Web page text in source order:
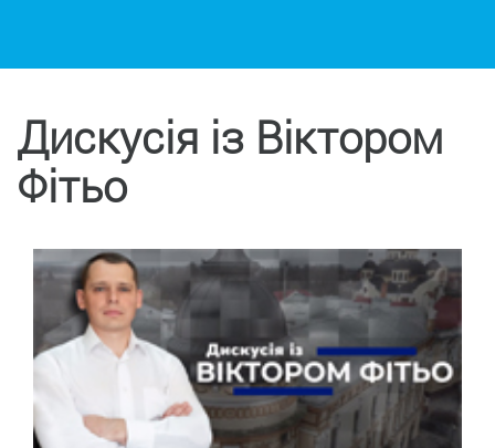
Дискусія із Віктором
Фітьо